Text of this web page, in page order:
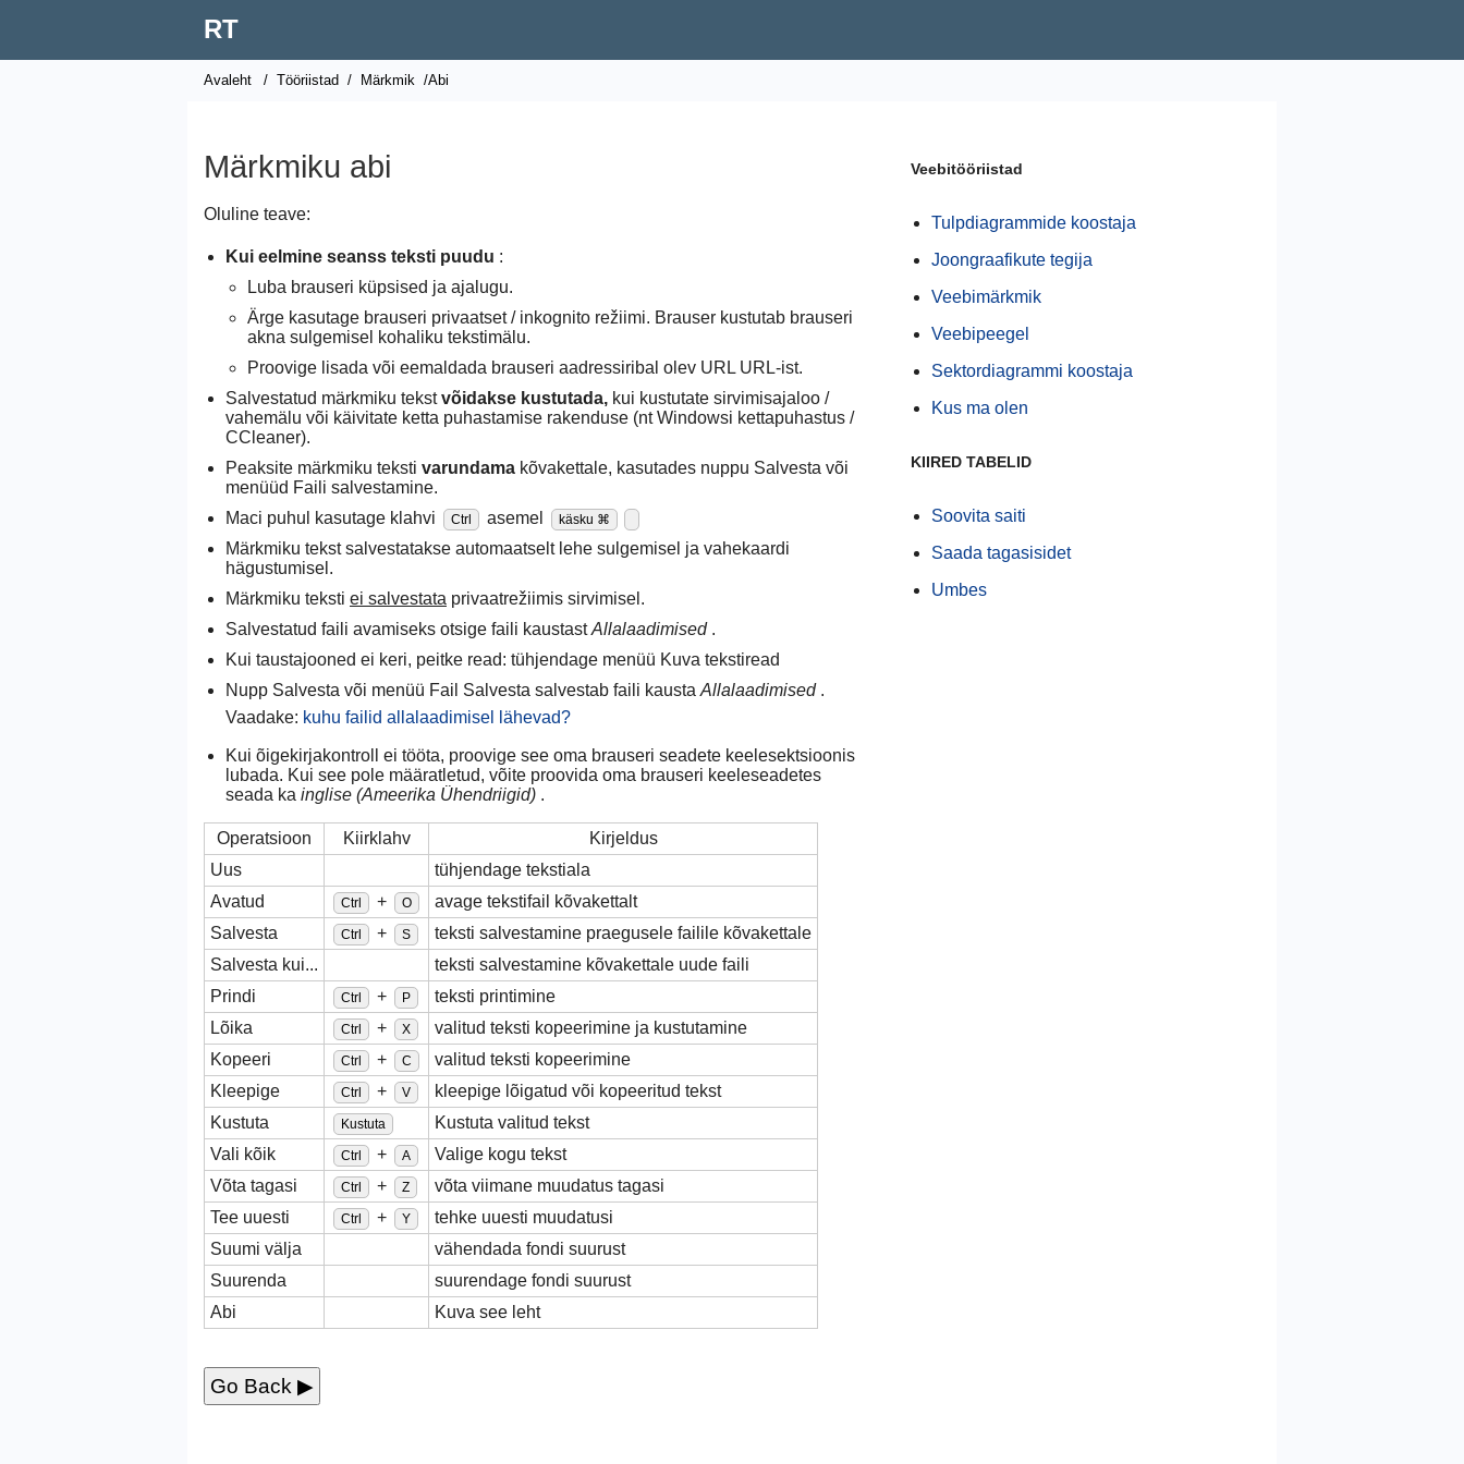
RT
Avaleht / Tööriistad / Märkmik /Abi
Märkmiku abi
Oluline teave:
Kui eelmine seanss teksti puudu :
Luba brauseri küpsised ja ajalugu.
Ärge kasutage brauseri privaatset / inkognito režiimi. Brauser kustutab brauseri
akna sulgemisel kohaliku tekstimälu.
Proovige lisada või eemaldada brauseri aadressiribal olev URL URL-ist.
Salvestatud märkmiku tekstvõidakse kustutada, kui kustutate sirvimisajaloo /
vahemälu või käivitate ketta puhastamise rakenduse (nt Windowsi kettapuhastus /
CCleaner).
Peaksite märkmiku teksti varundama kõvakettale, kasutades nuppu Salvesta või
menüüd Faili salvestamine.
Maci puhul kasutage klahvi
Ctrl asemel käsku ⌘
Märkmiku tekst salvestatakse automaatselt lehe sulgemisel ja vahekaardi
hägustumisel.
Märkmiku teksti ei salvestata privaatrežiimis sirvimisel.
Salvestatud faili avamiseks otsige faili kaustastAllalaadimised.
Kui taustajooned ei keri, peitke read: tühjendage menüü Kuva tekstiread
Nupp Salvesta või menüü Fail Salvesta salvestab faili kausta Allalaadimised.
Vaadake: kuhu failid allalaadimisel lähevad?
Kui õigekirjakontroll ei tööta, proovige see oma brauseri seadete keelesektsioonis
lubada. Kui see pole määratletud, võite proovida oma brauseri keeleseadetes
seada ka inglise (Ameerika Ühendriigid) .
Operatsioon Kiirklahv
Kirjeldus
Uus
tühjendage tekstiala
Avatud
Ctrl + O
avage tekstifail kõvakettalt
Salvesta
Ctrl + S
teksti salvestamine praegusele failile kõvakettale
Salvesta kui...
teksti salvestamine kõvakettale uude faili
Prindi
Ctrl + P
teksti printimine
Lõika
Ctrl + X
valitud teksti kopeerimine ja kustutamine
Kopeeri
Ctrl + C
valitud teksti kopeerimine
Kleepige
Ctrl + V
kleepige lõigatud või kopeeritud tekst
Kustuta
Kustuta
Kustuta valitud tekst
Vali kõik
Ctrl + A
Valige kogu tekst
Võta tagasi
Ctrl + Z
võta viimane muudatus tagasi
Tee uuesti
Ctrl + Y
tehke uuesti muudatusi
Suumi välja
vähendada fondi suurust
Suurenda
suurendage fondi suurust
Abi
Kuva see leht
Veebitööriistad
Tulpdiagrammide koostaja
Joongraafikute tegija
Veebimärkmik
Veebipeegel
Sektordiagrammi koostaja
Kus ma olen
KIIRED TABELID
Soovita saiti
Saada tagasisidet
Umbes